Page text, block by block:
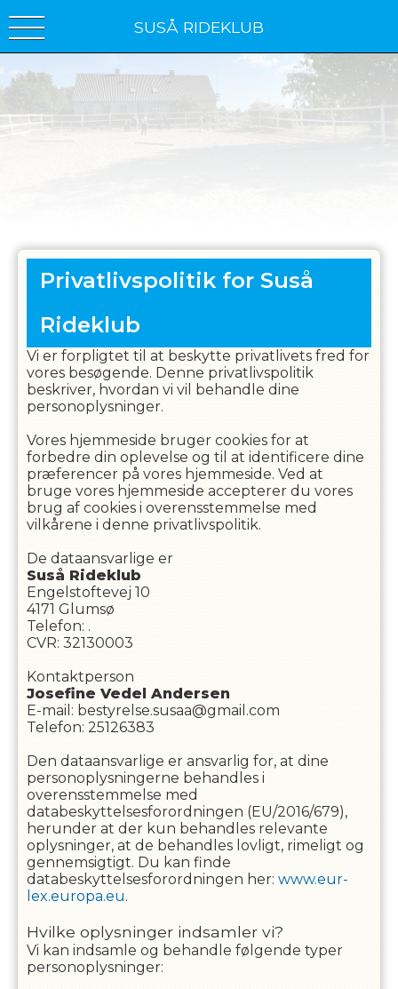
SUSÅ RIDEKLUB
Privatlivspolitik for Suså
Rideklub
Vi er forpligtet til at beskytte privatlivets fred for
vores besøgende. Denne privatlivspolitik
beskriver, hvordan vi vil behandle dine
personoplysninger.
Vores hjemmeside bruger cookies for at
forbedre din oplevelse og til at identificere dine
præferencer på vores hjemmeside. Ved at
bruge vores hjemmeside accepterer du vores
brug af cookies i overensstemmelse med
vilkårene i denne privatlivspolitik.
De dataansvarlige er
Suså Rideklub
Engelstoftevej 10
4171 Glumsø
Telefon: .
CVR: 32130003
Kontaktperson
Josefine Vedel Andersen
E-mail : bestyrelse.susaa@gmail.com
Telefon: 25126383
Den dataansvarlige er ansvarlig for, at dine
personoplysningerne behandles i
overensstemmelse med
databeskyttelsesforordningen (EU/2016/679),
herunder at der kun behandles relevante
oplysninger, at de behandles lovligt, rimeligt og
gennemsigtigt. Du kan finde
databeskyttelsesforordningen her: www.eur-
lex.europa.eu.
Hvilke oplysninger indsamler vi?
Vi kan indsamle og behandle følgende typer
personoplysninger: